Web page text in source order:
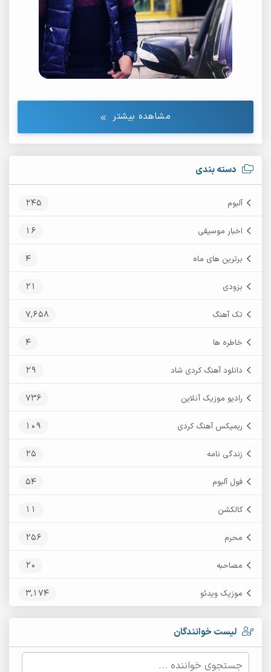
دسته بندی
آلبوم 245
اخبار موسیقی 16
برترین های ماه 4
بزودی 21
تک آهنگ 7,658
خاطره ها 4
دانلود آهنگ کردی شاد 29
رادیو موزیک آنلاین 736
ریمیکس آهنگ کردی 109
زندگی نامه 25
فول آلبوم 54
کالکشن 11
محرم 256
مصاحبه 20
موزیک ویدئو 3,174
لیست خوانندگان
مشاهده بیشتر